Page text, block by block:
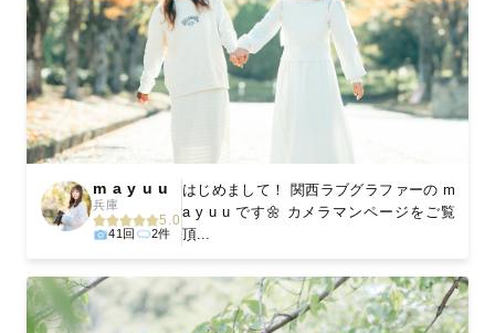
m a y u u
兵庫
5.0
41回 2件
はじめまして！ 関西ラブグラファーの m
a y u u です🌼 カメラマンページをご覧
頂...